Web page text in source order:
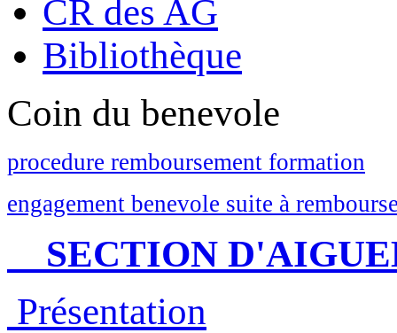
CR des AG
Bibliothèque
Coin du benevole
procedure remboursement formation
engagement benevole suite à
SECTION
Présentation